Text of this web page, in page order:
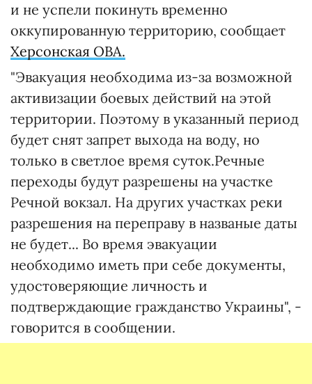
и не успели покинуть временно
оккупированную территорию, сообщает
Херсонская ОВА.
"Эвакуация необходима из-за возможной
активизации боевых действий на этой
территории. Поэтому в указанный период
будет снят запрет выхода на воду, но
только в светлое время суток.Речные
переходы будут разрешены на участке
Речной вокзал. На других участках реки
разрешения на переправу в названые даты
не будет... Во время эвакуации
необходимо иметь при себе документы,
удостоверяющие личность и
подтверждающие гражданство Украины", -
говорится в сообщении.